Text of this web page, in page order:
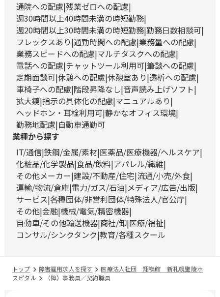
通院への配慮 残業ゼロへの配慮
週30時間以上40時間未満の時短勤務
週20時間以上30時間未満の時短勤務 勤務日数相談可
フレックスあり 通勤時間への配慮 業務量への配慮
業務スピードへの配慮 マルチタスクへの配慮
電話への配慮 チャットツール利用可 筆談への配慮
定期面談可 休憩への配慮 休憩室あり 透析への配慮
車椅子への配慮 階段昇降なし 音声読み上げソフト
拡大鏡 指示の具体化の配慮 マニュアルあり
ヘッドホン・耳栓利用可 静かなオフィス環境
勤務地配慮 自動車通勤可
業種から探す
IT/通信 鉄鋼/金属/素材 医薬品/医療機器/ヘルスケア
化粧品/化学製品 食品/飲料 アパレル/繊維
その他メーカー 建設/不動産/住宅 流通/小売/外食
運輸/物流/倉庫 電力/ガス/石油 メディア/広告/出版
サービス 各種団体/非営利団体/特殊法人/官公庁
その他 金融 機械/電気/精密機器
自動車/その他輸送機器 商社/卸 医療/福祉
コンサル/シンクタンク 教育/各種スクール
トップ 障害雇用求人を探す
医療法人社団 翔嶺館 新札幌聖陵ホ
スピタル
（障）事務員／契約職員